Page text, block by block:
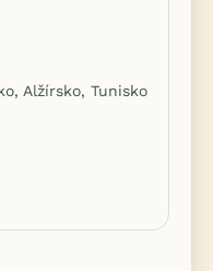
Alžírsko, Tunisko